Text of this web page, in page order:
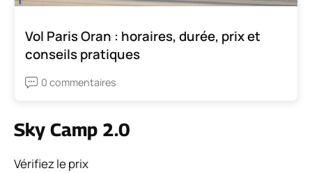
Vol Paris Oran : horaires, durée, prix et
conseils pratiques
0 commentaires
Sky Camp 2.0
Vérifiez le prix